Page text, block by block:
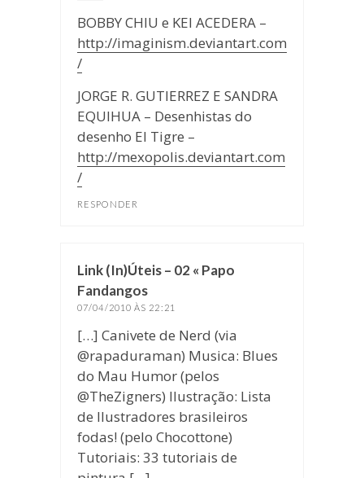
BOBBY CHIU e KEI ACEDERA –
http://imaginism.deviantart.com
/
JORGE R. GUTIERREZ E SANDRA
EQUIHUA – Desenhistas do
desenho El Tigre –
http://mexopolis.deviantart.com
/
RESPONDER
Link (In)Úteis – 02 « Papo
Fandangos
07/04/2010 ÀS 22:21
[…] Canivete de Nerd (via
@rapaduraman) Musica: Blues
do Mau Humor (pelos
@TheZigners) Ilustração: Lista
de Ilustradores brasileiros
fodas! (pelo Chocottone)
Tutoriais: 33 tutoriais de